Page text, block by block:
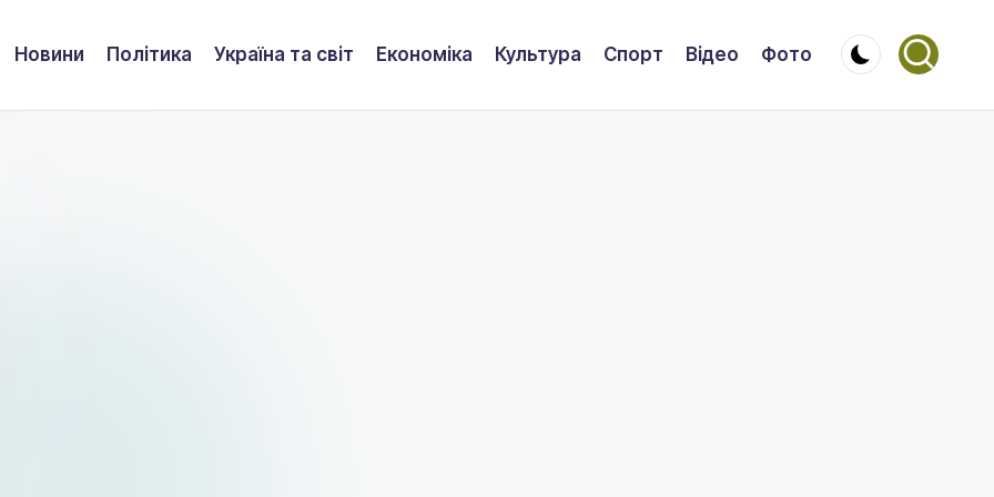
Новини Політика Україна та світ Економіка Культура Спорт Відео Фото